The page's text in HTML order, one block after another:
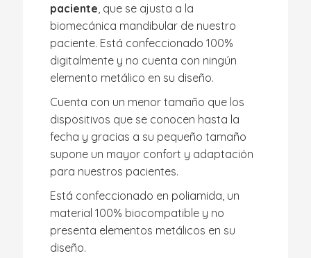
paciente , que se ajusta a la
biomecánica mandibular de nuestro
paciente. Está confeccionado 100%
digitalmente y no cuenta con ningún
elemento metálico en su diseño.
Cuenta con un menor tamaño que los
dispositivos que se conocen hasta la
fecha y gracias a su pequeño tamaño
supone un mayor confort y adaptación
para nuestros pacientes.
Está confeccionado en poliamida, un
material 100% biocompatible y no
presenta elementos metálicos en su
diseño.